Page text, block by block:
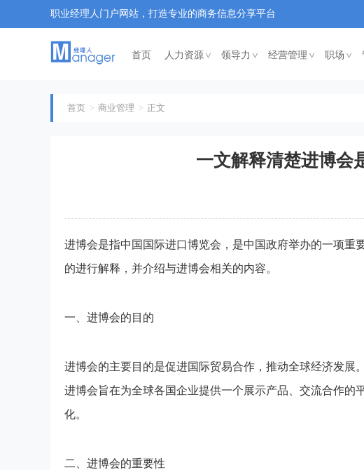
职业经理人门户网站，打造专业的商务信息分享平台
首页 人力资源< 领导力 < 经营管理< 职场<
首页 商业管理 正文
一文解释清楚进博会
进博会是指中国国际进口博览会，是中国政府举办的一项重
的进行解释，并介绍与进博会相关的内容。
一、进博会的目的
进博会的主要目的是促进国际贸易合作，推动全球经济发展
进博会旨在为全球各国企业提供一个展示产品、交流合作的
化。
二、进博会的重要性